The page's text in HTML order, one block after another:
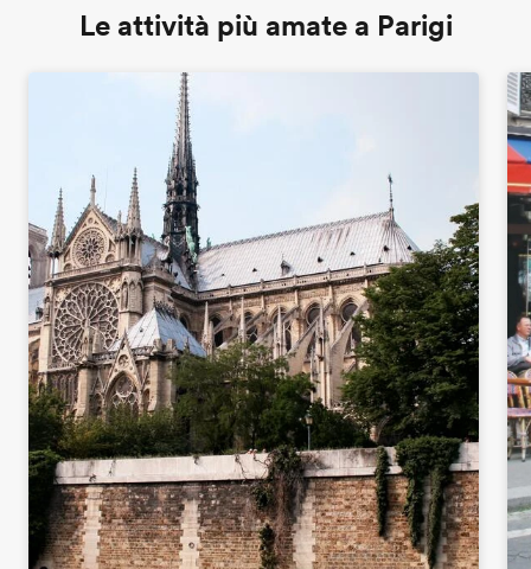
Le attività più amate a Parigi